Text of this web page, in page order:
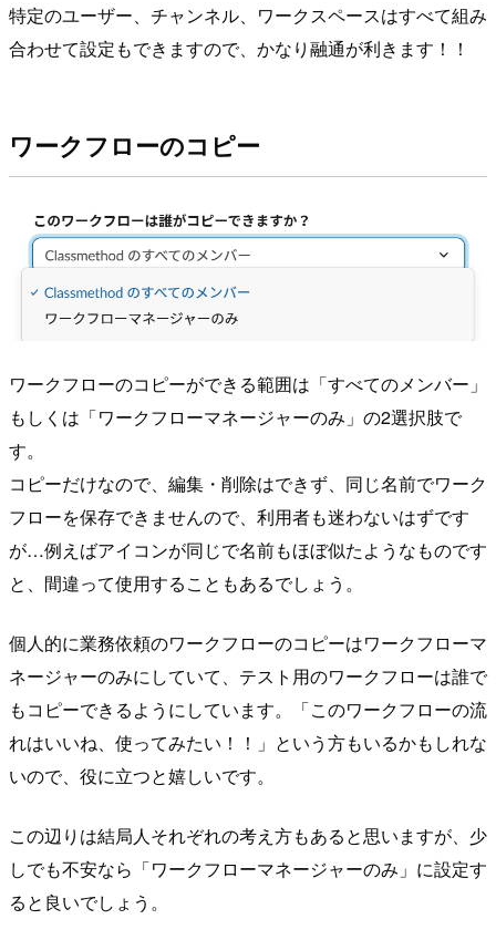
特定のユーザー、チャンネル、ワークスペースはすべて組み
合わせて設定もできますので、かなり融通が利きます！！
ワークフローのコピー
ワークフローのコピーができる範囲は「すべてのメンバー」
もしくは「ワークフローマネージャーのみ」の2選択肢で
す。
コピーだけなので、編集・削除はできず、同じ名前でワーク
フローを保存できませんので、利用者も迷わないはずです
が…例えばアイコンが同じで名前もほぼ似たようなものです
と、間違って使用することもあるでしょう。
個人的に業務依頼のワークフローのコピーはワークフローマ
ネージャーのみにしていて、テスト用のワークフローは誰で
もコピーできるようにしています。「このワークフローの流
れはいいね、使ってみたい！！」という方もいるかもしれな
いので、役に立つと嬉しいです。
この辺りは結局人それぞれの考え方もあると思いますが、少
しでも不安なら「ワークフローマネージャーのみ」に設定す
ると良いでしょう。